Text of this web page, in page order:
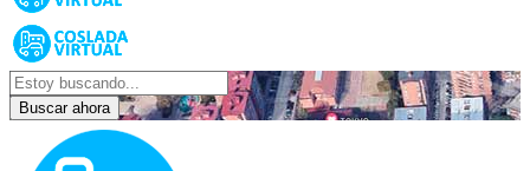
Buscar ahora